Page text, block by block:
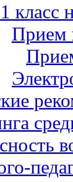
класс
Прием